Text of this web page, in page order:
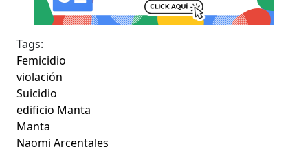
Tags:
Femicidio
violación
Suicidio
edificio Manta
Manta
Naomi Arcentales